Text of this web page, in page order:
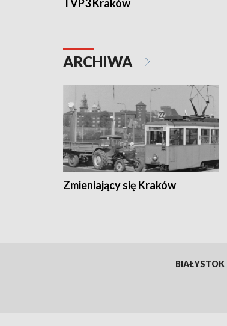
TVP3 Kraków
ARCHIWA
Zmieniający się Kraków
BIAŁYSTOK